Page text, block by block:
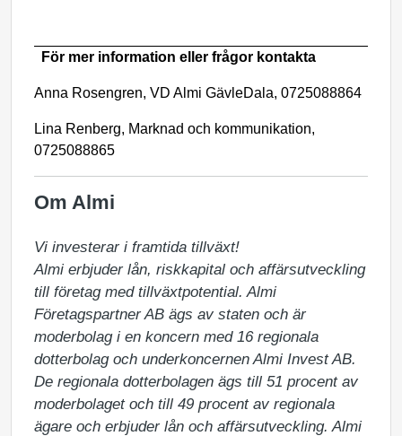
För mer information eller frågor kontakta
Anna Rosengren, VD Almi GävleDala, 0725088864
Lina Renberg, Marknad och kommunikation,
0725088865
Om Almi
Vi investerar i framtida tillväxt!
Almi erbjuder lån, riskkapital och affärsutveckling
till företag med tillväxtpotential. Almi
Företagspartner AB ägs av staten och är
moderbolag i en koncern med 16 regionala
dotterbolag och underkoncernen Almi Invest AB.
De regionala dotterbolagen ägs till 51 procent av
moderbolaget och till 49 procent av regionala
ägare och erbjuder lån och affärsutveckling. Almi